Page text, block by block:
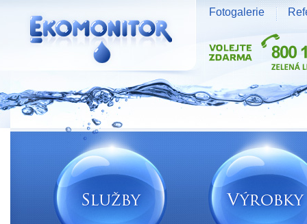
Vodní zdroje Ekomonitor spol. s r.o.
Fotogalerie